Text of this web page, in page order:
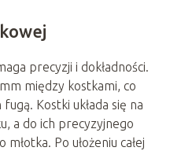
precyzji i dokładności.
między kostkami, co
Kostki układa się na
a do ich precyzyjnego
Po ułożeniu całej